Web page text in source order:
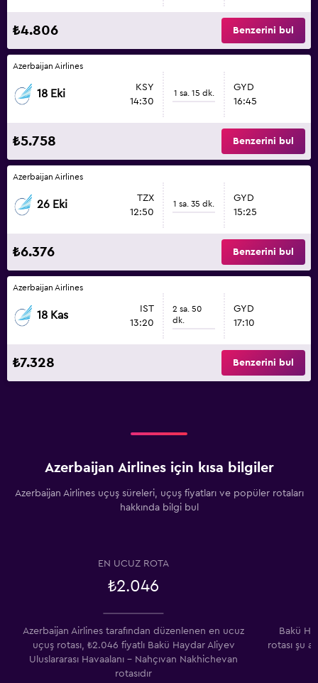
₺4.806 Benzerini bul
Azerbaijan Airlines
18 Eki
KSY
14:30
1 sa. 15 dk.
GYD
16:45
₺5.758 Benzerini bul
Azerbaijan Airlines
26 Eki
TZX
12:50
1 sa. 35 dk.
GYD
15:25
₺6.376 Benzerini bul
Azerbaijan Airlines
18 Kas
IST
13:20
2 sa. 50
dk.
GYD
17:10
₺7.328 Benzerini bul
Azerbaijan Airlines için kısa bilgiler
Azerbaijan Airlines uçuş süreleri, uçuş fiyatları ve popüler rotaları
hakkında bilgi bul
EN UCUZ ROTA
₺2.046
Azerbaijan Airlines tarafından düzenlenen en ucuz
uçuş rotası, ₺2.046 fiyatlı Bakü Haydar Aliyev
Uluslararası Havaalanı - Nahçıvan Nakhichevan
rotasıdır
Bakü
rotası şu